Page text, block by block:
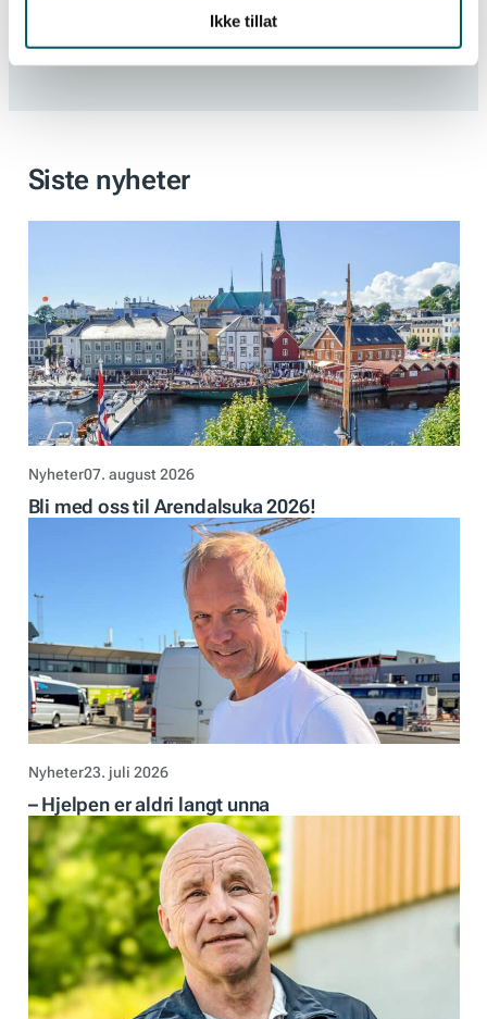
Ikke tillat
Siste nyheter
Nyheter07. august 2026
Bli med oss til Arendalsuka 2026!
Nyheter23. juli 2026
– Hjelpen er aldri langt unna